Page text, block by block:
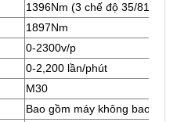
1396Nm (3 chế độ 35/813/
1897Nm
0-2300v/p
0-2,200 lần/phút
M30
Bao gồm máy không bao